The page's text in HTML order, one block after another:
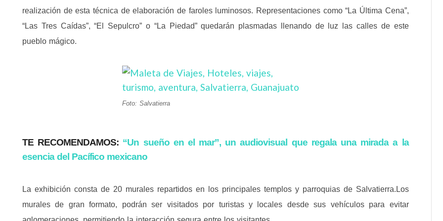
realización de esta técnica de elaboración de faroles luminosos. Representaciones como “La Última Cena”,
“Las Tres Caídas”, “El Sepulcro” o “La Piedad” quedarán plasmadas llenando de luz las calles de este
pueblo mágico.
Foto: Salvatierra
TE RECOMENDAMOS: “Un sueño en el mar”, un audiovisual que regala una mirada a la
esencia del Pacífico mexicano
La exhibición consta de 20 murales repartidos en los principales templos y parroquias de Salvatierra.Los
murales de gran formato, podrán ser visitados por turistas y locales desde sus vehículos para evitar